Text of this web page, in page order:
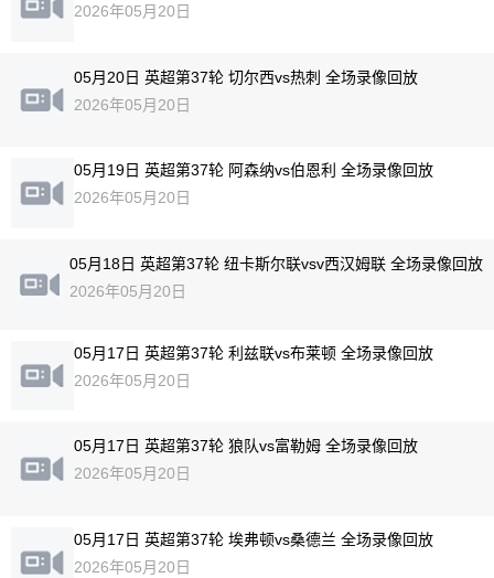
2026年05月20日
05月20日 英超第37轮 切尔西vs热刺 全场录像回放
2026年05月20日
05月19日 英超第37轮 阿森纳vs伯恩利 全场录像回放
2026年05月20日
05月18日 英超第37轮 纽卡斯尔联vsv西汉姆联 全场录像回放
2026年05月20日
05月17日 英超第37轮 利兹联vs布莱顿 全场录像回放
2026年05月20日
05月17日 英超第37轮 狼队vs富勒姆 全场录像回放
2026年05月20日
05月17日 英超第37轮 埃弗顿vs桑德兰 全场录像回放
2026年05月20日